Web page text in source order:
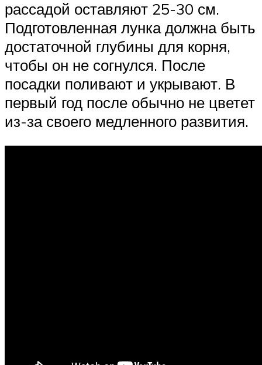
рассадой оставляют 25-30 см.
Подготовленная лунка должна быть
достаточной глубины для корня,
чтобы он не согнулся. После
посадки поливают и укрывают. В
первый год после обычно не цветет
из-за своего медленного развития.